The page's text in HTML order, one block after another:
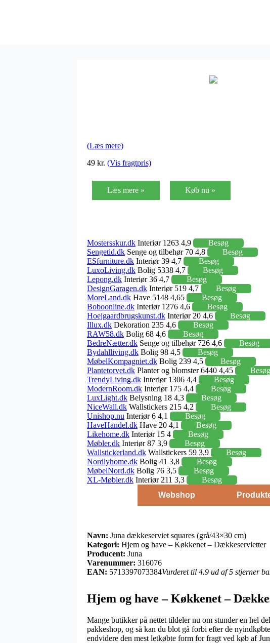
(Læs mere)
49 kr. (Vis fragtpris)
Læs mere » Køb nu »
Mostersskur.dk Interiør 1263 4,9
Besøg
Sengetid.dk Senge og tilbehør 70 4,8
Besøg
ESfurniture.dk Interiør 39 4,7
Besøg
LuxoLiving.dk Bolig 5338 4,7
Besøg
Lepong.dk Interiør 36 4,7
Besøg
DesignGaragen.dk Interiør 519 4,7
Besøg
MoreLand.dk Have 5148 4,65
Besøg
Boboonline.dk Interiør 1276 4,6
Besøg
Hoejgaardbrugskunst.dk Interiør 20 4,6
Besøg
Illux.dk Dekoration 235 4,6
Besøg
RAW58.dk Bolig 68 4,6
Besøg
BedreNætter.dk Senge og tilbehør 726 4,6
Besøg
Bydahlliving.dk Bolig 98 4,5
Besøg
MøbelKompagniet.dk Bolig 239 4,5
Besøg
Plantetorvet.dk Planter og blomster 6440 4,45
Besøg
TrendyLiving.dk Interiør 1306 4,4
Besøg
ModernRoom.dk Interiør 175 4,4
Besøg
LuxLight.dk Belysning 18 4,3
Besøg
NiceWall.dk Wallstickers 215 4,2
Besøg
Unishop.nu Interiør 6 4,1
Besøg
HaveHandel.dk Have 20 4,1
Besøg
Likehome.dk Interiør 15 4
Besøg
Møbler.dk Interiør 87 3,9
Besøg
Wallstickerland.dk Wallstickers 59 3,9
Besøg
Nordlyhome.dk Bolig 41 3,8
Besøg
MøbelNord.dk Bolig 76 3,5
Besøg
XL-Møbler.dk Interiør 211 3,3
Besøg
Webshop
Navn: Juna dækkeserviet squares (grå/43×30 cm)
Kategori: Hjem og have – Køkkenet – Dækkeservietter
Producent: Juna
Varenummer: 316076
EAN: 5713397073384Vurderet til 4.9 ud af 5 stjerner
Hjem og have – Køkkenet –
Mange butikker på nettet tildeler nu om stunder en hel
pakkeshop, og så kan du blot gå forbi efter de
endvidere den mest letkøbte form for fragt ved køb af